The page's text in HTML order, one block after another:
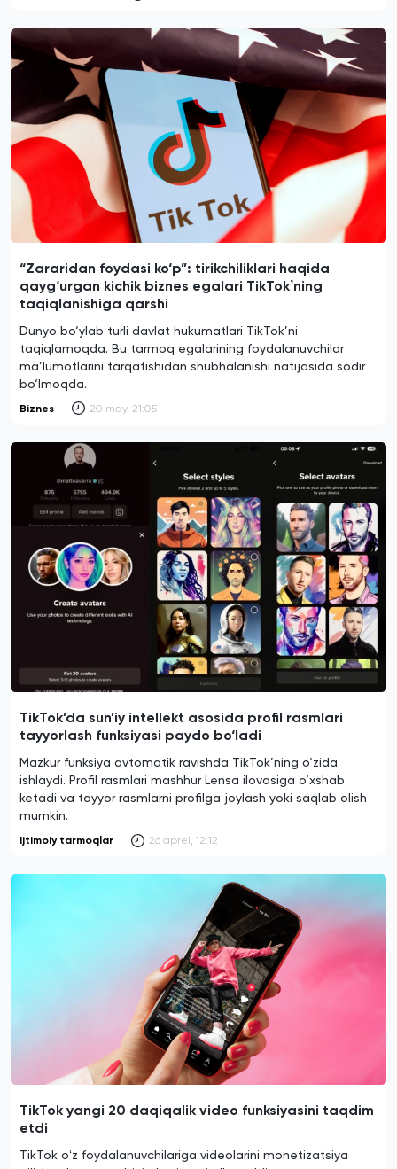
“Zararidan foydasi ko‘p”: tirikchiliklari haqida
qayg‘urgan kichik biznes egalari TikTokʼning
taqiqlanishiga qarshi
Dunyo bo‘ylab turli davlat hukumatlari TikTok’ni
taqiqlamoqda. Bu tarmoq egalarining foydalanuvchilar
ma’lumotlarini tarqatishidan shubhalanishi natijasida sodir
bo‘lmoqda.
Biznes 20 may, 21:05
TikTok’da sun’iy intellekt asosida profil rasmlari
tayyorlash funksiyasi paydo bo‘ladi
Mazkur funksiya avtomatik ravishda TikTok’ning o‘zida
ishlaydi. Profil rasmlari mashhur Lensa ilovasiga o‘xshab
ketadi va tayyor rasmlarni profilga joylash yoki saqlab olish
mumkin.
Ijtimoiy tarmoqlar 26 aprel, 12:12
TikTok yangi 20 daqiqalik video funksiyasini taqdim
etdi
TikTok oʻz foydalanuvchilariga videolarini monetizatsiya